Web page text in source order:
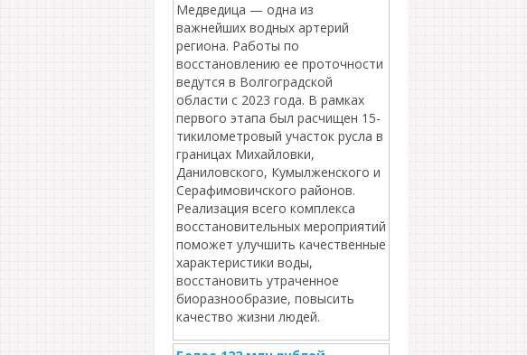
Медведица — одна из
важнейших водных артерий
региона. Работы по
восстановлению ее проточности
ведутся в Волгоградской
области с 2023 года. В рамках
первого этапа был расчищен 15-
тикилометровый участок русла в
границах Михайловки,
Даниловского, Кумылженского и
Серафимовичского районов.
Реализация всего комплекса
восстановительных мероприятий
поможет улучшить качественные
характеристики воды,
восстановить утраченное
биоразнообразие, повысить
качество жизни людей.